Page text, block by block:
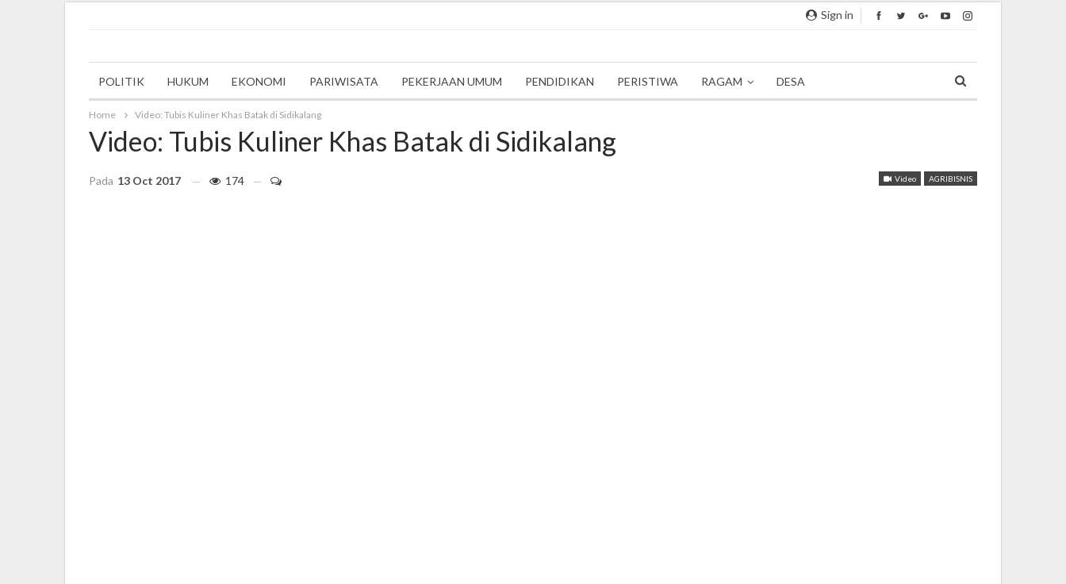
Sign in
POLITIK HUKUM EKONOMI PARIWISATA PEKERJAAN UMUM PENDIDIKAN PERISTIWA RAGAM DESA
Home Video: Tubis Kuliner Khas Batak di Sidikalang
Video: Tubis Kuliner Khas Batak di Sidikalang
Video AGRIBISNIS
Pada 13 Oct 2017 174